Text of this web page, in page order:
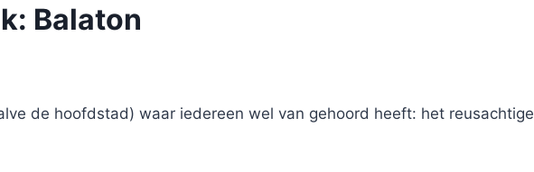
Balaton
de hoofdstad) waar iedereen wel van gehoord heeft: het reusachtige